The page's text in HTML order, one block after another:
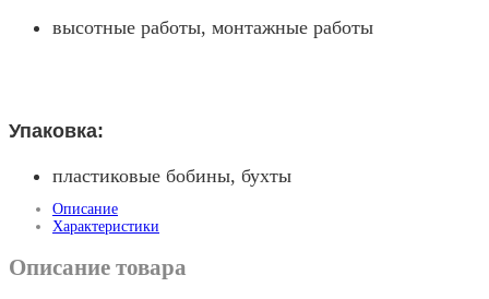
высотные работы, монтажные работы
Упаковка:
пластиковые бобины, бухты
Описание
Характеристики
Описание товара